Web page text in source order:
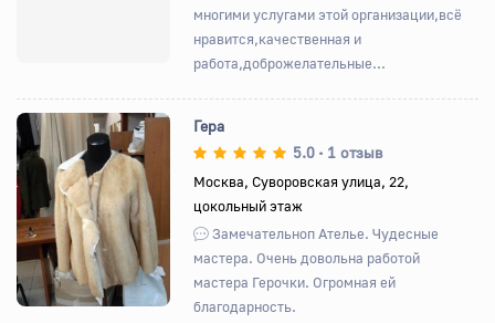
многими услугами этой организации,всё
нравится,качественная и
работа,доброжелательные...
Назад Вперед
Гера
5.0 • 1 отзыв
Москва, Суворовская улица, 22,
цокольный этаж
Замечательноп Ателье. Чудесные
мастера. Очень довольна работой
мастера Герочки. Огромная ей
благодарность.